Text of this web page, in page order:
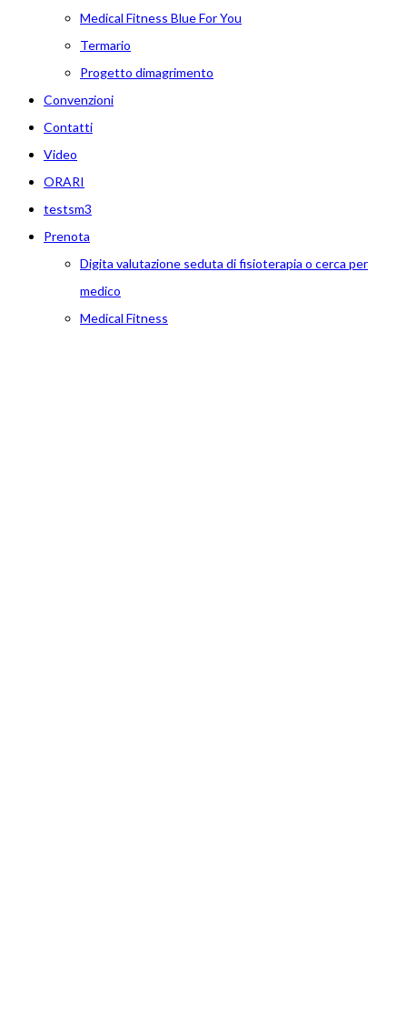
Medical Fitness Blue For You
Termario
Progetto dimagrimento
Convenzioni
Contatti
Video
ORARI
testsm3
Prenota
Digita valutazione seduta di fisioterapia o cerca per
medico
Medical Fitness